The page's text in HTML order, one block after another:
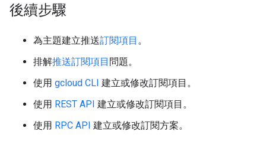
後續步驟
為主題建立推送訂閱項目 。
排解推送訂閱項目 問題。
使用 gcloud CLI 建立或修改訂閱項目。
使用 REST API 建立或修改訂閱項目。
使用 RPC API 建立或修改訂閱方案。